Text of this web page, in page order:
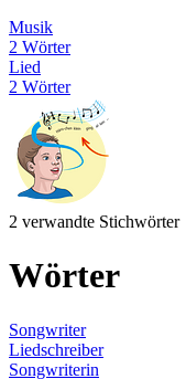
Musik
2 Wörter
Lied
2 Wörter
2 verwandte Stichwörter
Wörter
Songwriter
Liedschreiber
Songwriterin